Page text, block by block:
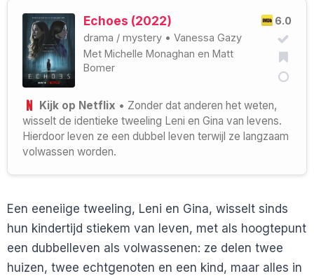
6.0
Echoes (2022)
drama / mystery • Vanessa Gazy
Met Michelle Monaghan en Matt
Bomer
Kijk op Netflix • Zonder dat anderen het weten,
wisselt de identieke tweeling Leni en Gina van levens.
Hierdoor leven ze een dubbel leven terwijl ze langzaam
volwassen worden.
Een eeneiige tweeling, Leni en Gina, wisselt sinds
hun kindertijd stiekem van leven, met als hoogtepunt
een dubbelleven als volwassenen: ze delen twee
huizen, twee echtgenoten en een kind, maar alles in